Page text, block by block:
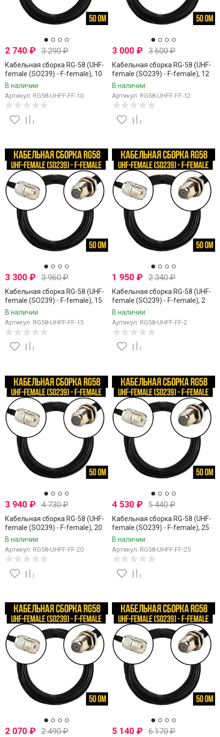
2 740 ₽ 3 290₽
Кабельная сборка RG-58 (UHF-
female (SO239) - F-female), 10
метров
В наличии
Артикул: RG58-UHFF-FF-10
3 000₽ 3 600₽
Кабельная сборка RG-58 (UHF-
female (SO239) - F-female), 12
метров
В наличии
Артикул: RG58-UHFF-FF-12
3 300 ₽ 3 960₽
Кабельная сборка RG-58 (UHF-
female (SO239) - F-female), 15
метров
В наличии
Артикул: RG58-UHFF-FF-15
1 950₽ 2 340₽
Кабельная сборка RG-58 (UHF-
female (SO239) - F-female), 2
метра
В наличии
Артикул: RG58-UHFF-FF-2
3 940 ₽ 4 730₽
Кабельная сборка RG-58 (UHF-
female (SO239) - F-female), 20
метров
В наличии
Артикул: RG58-UHFF-FF-20
4 530₽ 5 440₽
Кабельная сборка RG-58 (UHF-
female (SO239) - F-female), 25
метров
В наличии
Артикул: RG58-UHFF-FF-25
2 070 ₽ 2 490₽ 5 140₽ 6 170₽